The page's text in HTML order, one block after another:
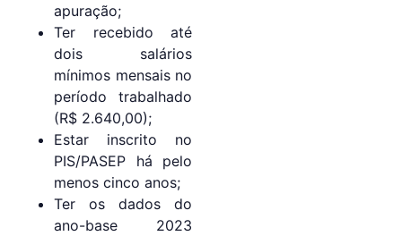
apuração;
Ter recebido até
dois salários
mínimos mensais no
período trabalhado
(R$ 2.640,00);
Estar inscrito no
PIS/PASEP há pelo
menos cinco anos;
Ter os dados do
ano-base 2023